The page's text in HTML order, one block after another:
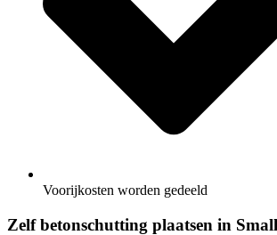
Voorijkosten worden gedeeld
Zelf betonschutting plaatsen in